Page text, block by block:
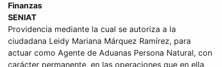
Finanzas
SENIAT
Providencia mediante la cual se autoriza a la
ciudadana Leidy Mariana Márquez Ramírez, para
actuar como Agente de Aduanas Persona Natural, con
carácter permanente, en las operaciones que en ella